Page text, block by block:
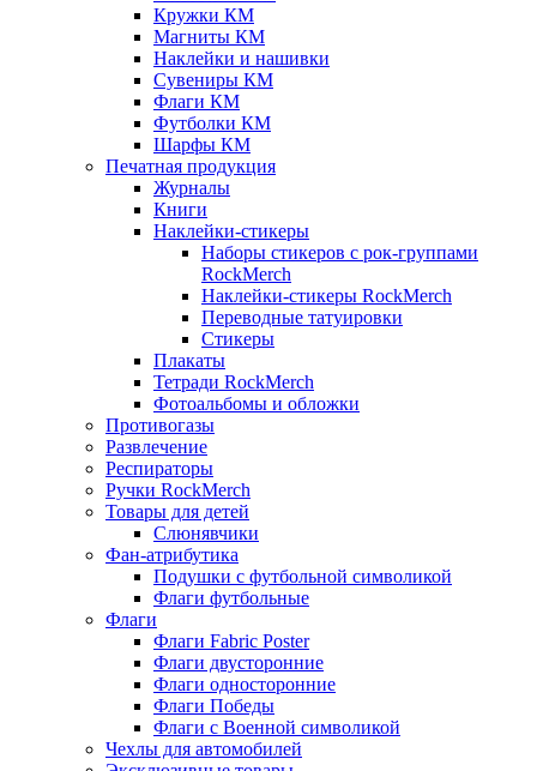
Кружки КМ
Магниты КМ
Наклейки и нашивки
Сувениры КМ
Флаги КМ
Футболки КМ
Шарфы КМ
Печатная продукция
Журналы
Книги
Наклейки-стикеры
Наборы стикеров с рок-группами
RockMerch
Наклейки-стикеры RockMerch
Переводные татуировки
Стикеры
Плакаты
Тетради RockMerch
Фотоальбомы и обложки
Противогазы
Развлечение
Респираторы
Ручки RockMerch
Товары для детей
Слюнявчики
Фан-атрибутика
Подушки с футбольной символикой
Флаги футбольные
Флаги
Флаги Fabric Poster
Флаги двусторонние
Флаги односторонние
Флаги Победы
Флаги с Военной символикой
Чехлы для автомобилей